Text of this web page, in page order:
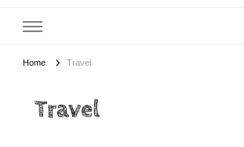
Home Travel
Travel